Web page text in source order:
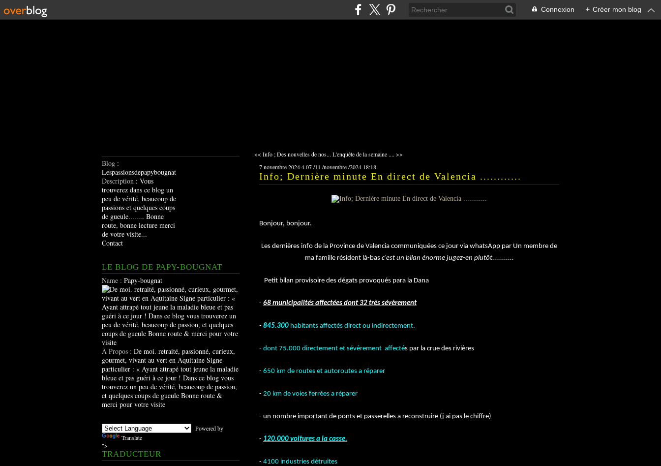
Connexion + Créer mon blog
Blog :
Lespassionsdepapybougnat
Description : Vous
trouverez dans ce blog un
peu de vérité, beaucoup de
passions et quelques coups
de gueule........ Bonne
route, bonne lecture merci
de votre visite...
Contact
LE BLOG DE PAPY-BOUGNAT
Name : Papy-bougnat
À Propos : De moi. retraité, passionné, curieux,
gourmet, vivant au vert en Aquitaine Signe
particulier : « Ayant attrapé tout jeune la maladie
bleue et pas guéri à ce jour ! Dans ce blog vous
trouverez un peu de vérité, beaucoup de passion,
et quelques coups de gueule Bonne route &
merci pour votre visite
Powered by
Translate
">
TRADUCTEUR
<< Info ; Des nouvelles de nos... L'enquête de la semaine .... >>
7 novembre 2024407/11 /novembre/2024 18:18
Info; Dernière minute En direct de Valencia ............
Bonjour, bonjour.
Les dernières info de la Province de Valencia communiquées ce jour via whatsApp par Un membre de
ma famille résident là-bas c'est un bilan énorme jugez-en plutôt...........
Petit bilan provisoire des dégats provoqués para la Dana
- 68 municipalités affectées dont 32 très sévèrement
- 845.300 habitants affectés direct ou indirectement.
- dont 75.000 directement et sévèrement affectés par la crue des rivières
- 650 km de routes et autoroutes a réparer
- 20 km de voies ferrées a réparer
- un nombre important de ponts et passerelles a reconstruire (j ai pas le chiffre)
- 120.000 voitures a la casse.
- 4100 industries détruites